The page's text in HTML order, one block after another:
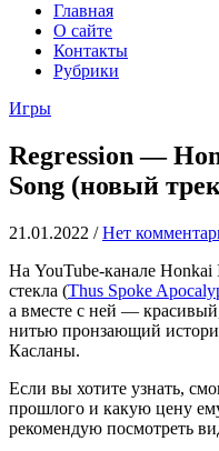
Главная
О сайте
Контакты
Рубрики
Игры
Regression —
Song (новый
21.01.2022 / Нет
На YouTube-канале Honkai
стекла (Thus Spoke
а вместе с ней —
нитью пронзающий
Касланы.
Если вы хотите узнать,
прошлого и какую цену
рекомендую посмотреть